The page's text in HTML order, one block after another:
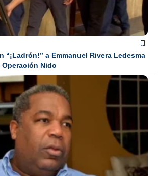
“¡Ladrón!” a Emmanuel Rivera Ledesma
Nido